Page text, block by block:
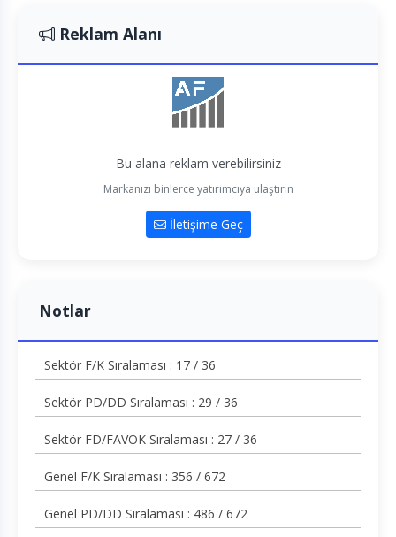
Reklam Alanı
Bu alana reklam verebilirsiniz
Markanızı binlerce yatırımcıya ulaştırın
İletişime Geç
Notlar
Sektör F/K Sıralaması : 17 / 36
Sektör PD/DD Sıralaması : 29 / 36
Sektör FD/FAVÖK Sıralaması : 27 / 36
Genel F/K Sıralaması : 356 / 672
Genel PD/DD Sıralaması : 486 / 672